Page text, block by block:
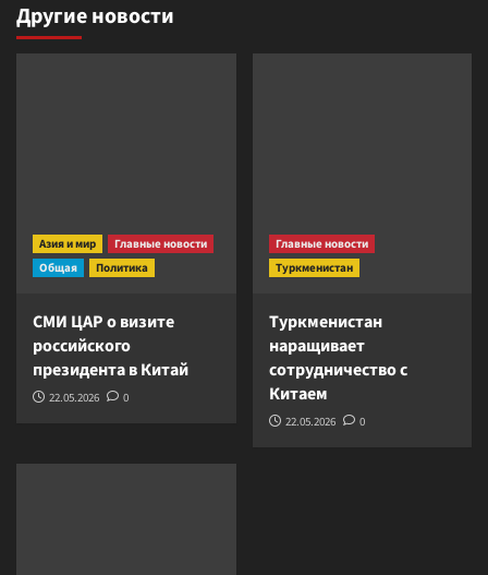
Другие новости
Азия и мир
Главные новости
Общая
Политика
СМИ ЦАР о визите
российского
президента в Китай
22.05.2026 0
Главные новости
Туркменистан
Туркменистан
наращивает
сотрудничество с
Китаем
22.05.2026 0